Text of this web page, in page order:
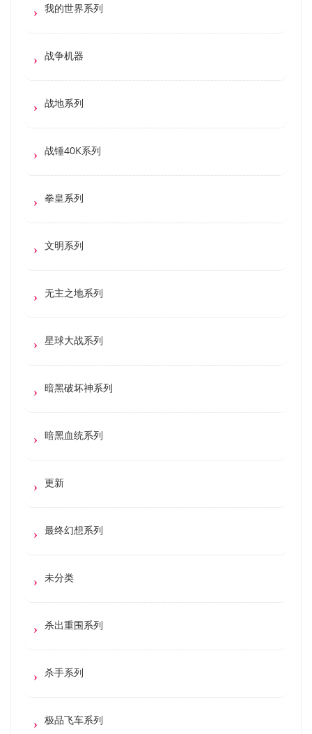
我的世界系列
战争机器
战地系列
战锤40K系列
拳皇系列
文明系列
无主之地系列
星球大战系列
暗黑破坏神系列
暗黑血统系列
更新
最终幻想系列
未分类
杀出重围系列
杀手系列
极品飞车系列